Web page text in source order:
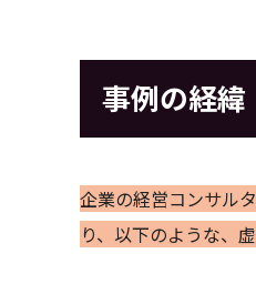
事例の経緯
企業の経営コンサル
り、以下のような、